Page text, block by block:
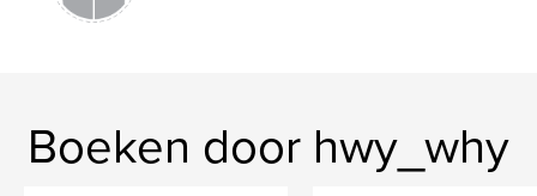
Boeken door hwy_why